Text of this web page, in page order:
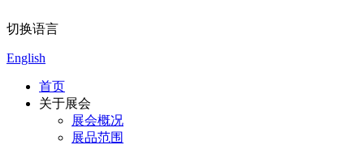
切换语言
English
首页
关于展会
展会概况
展品范围